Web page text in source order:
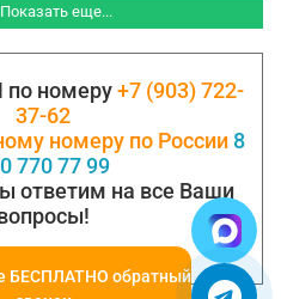
паспорта на
Показать еще...
номеру+7 (903) 722-
37-62
номеру по России 8
770 77 99
ответим на все Ваши
БЕСПЛАТНО обратный